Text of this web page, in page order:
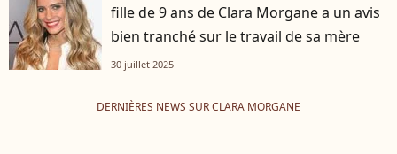
fille de 9 ans de Clara Morgane a un avis
bien tranché sur le travail de sa mère
30 juillet 2025
DERNIÈRES NEWS SUR CLARA MORGANE